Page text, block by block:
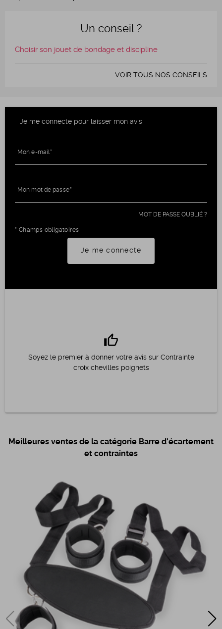
Un conseil ?
Choisir son jouet de bondage et discipline
VOIR TOUS NOS CONSEILS
Je me connecte pour laisser mon avis
* Champs obligatoires
Mon e-mail
Mon mot de passe
MOT DE PASSE OUBLIÉ ?
Je me connecte
thumb_up
Soyez le premier à donner votre avis sur Contrainte
croix chevilles poignets
Meilleures ventes de la catégorie Barre d'écartement
et contraintes